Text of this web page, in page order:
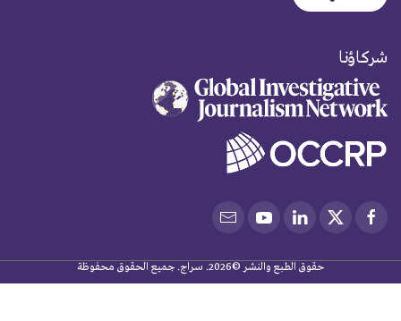
شركاؤنا
حقوق الطبع والنشر ©2026. سراج. جميع الحقوق محفوظة